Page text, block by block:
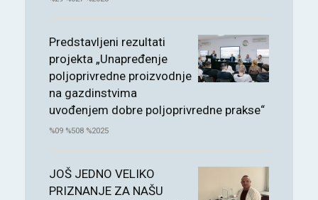
Predstavljeni rezultati
projekta „Unapređenje
poljoprivredne proizvodnje
na gazdinstvima
uvođenjem dobre poljoprivredne prakse“
%09 %508 %2025
JOŠ JEDNO VELIKO
PRIZNANJE ZA NAŠU